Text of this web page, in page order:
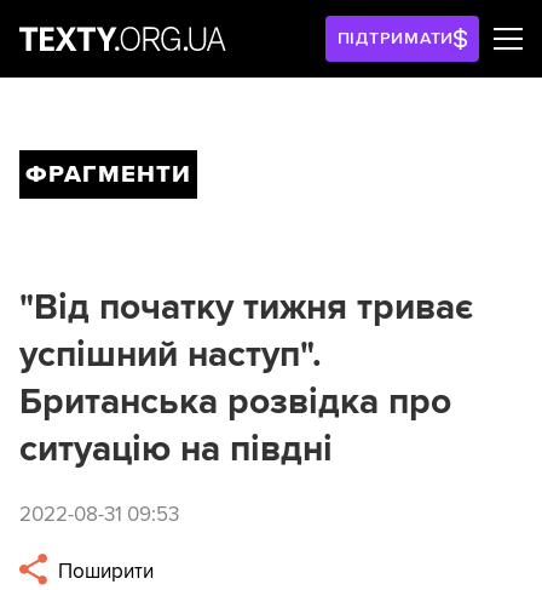
ПІДТРИМАТИ
ФРАГМЕНТИ
"Від початку тижня триває
успішний наступ".
Британська розвідка про
ситуацію на півдні
2022-08-31 09:53
Поширити